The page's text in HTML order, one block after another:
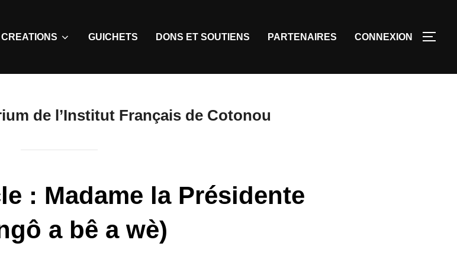
CREATIONS GUICHETS DONS ET SOUTIENS PARTENAIRES CONNEXION
de l’Institut Français de Cotonou
: Madame la Présidente
a bê a wè)